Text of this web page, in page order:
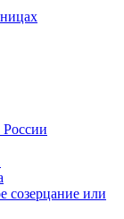
созерцание или